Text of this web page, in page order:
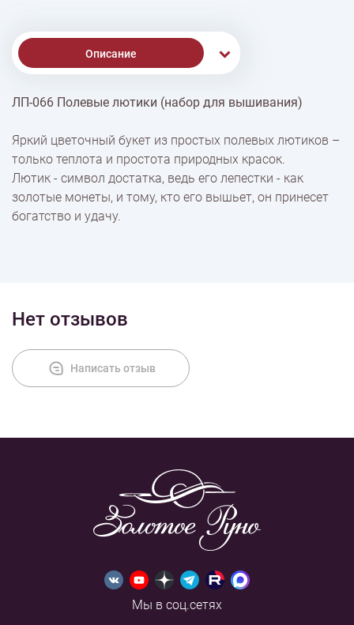
Описание
Доставка
Оплата
ЛП-066 Полевые лютики (набор для вышивания)
Яркий цветочный букет из простых полевых лютиков –
только теплота и простота природных красок.
Лютик - символ достатка, ведь его лепестки - как
золотые монеты, и тому, кто его вышьет, он принесет
богатство и удачу.
Нет отзывов
Написать отзыв
Мы в соц.сетях